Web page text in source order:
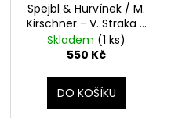
Spejbl & Hurvínek / M.
Kirschner - V. Straka –
Hurvínkovy Staré
Pověsti 2LP
Skladem (1 ks)
550 Kč
DO KOŠÍKU